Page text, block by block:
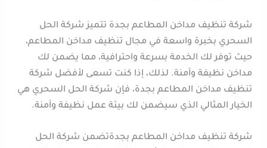
شركة تنظيف مداخن المطاعم بجدة تتميز شركة الحل
السحري بخبرة واسعة في مجال تنظيف مداخن المطاعم،
حيث توفر لك الخدمة بسرعة واحترافية، مما يضمن لك
مداخن نظيفة وآمنة. لذلك، إذا كنت تسعى لأفضل شركة
تنظيف مداخن المطاعم بجدة، فإن شركة الحل السحري هي
الخيار المثالي الذي سيضمن لك بيئة عمل نظيفة وآمنة.
شركة تنظيف مداخن المطاعم بجدةتضمن شركة الحل